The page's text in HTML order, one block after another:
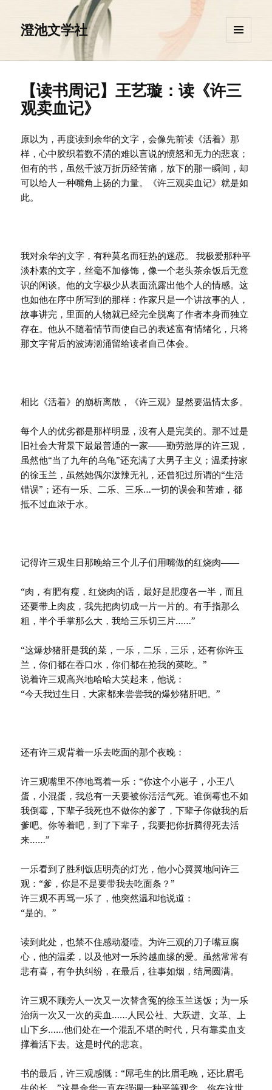
澄池文学社
挂件
【读书周记】王艺璇：读《许三
观卖血记》
原以为，再度读到余华的文字，会像先前读《活着》那
样，心中胶织着数不清的难以言说的愤怒和无力的悲哀；
但有的书，虽然千波万折历经苦痛，放下的那一瞬间，却
可以给人一种嘴角上扬的力量。《许三观卖血记》就是如
此。
我对余华的文字，有种莫名而狂热的迷恋。 我极爱那种平
淡朴素的文字，丝毫不加修饰，像一个老头茶余饭后无意
识的闲谈。他的文字极少从表面流露出他个人的情感。这
也如他在序中所写到的那样：作家只是一个讲故事的人，
故事讲完，里面的人物就已经完全脱离了作者本身而独立
存在。他从不随着情节而使自己的表述富有情绪化，只将
那文字背后的波涛汹涌留给读者自己体会。
相比《活着》的崩析离散，《许三观》显然要温情太多。
每个人的优劣都是那样明显，没有人是完美的。那不过是
旧社会大背景下最最普通的一家——勤劳憨厚的许三观，
虽然他“当了九年的乌龟”还充满了大男子主义；温柔持家
的徐玉兰，虽然她偶尔泼辣无礼，还曾犯过所谓的“生活
错误”；还有一乐、二乐、三乐…一切的误会和苦难，都
抵不过血浓于水。
记得许三观生日那晚给三个儿子们用嘴做的红烧肉——
“肉，有肥有瘦，红烧肉的话，最好是肥瘦各一半，而且
还要带上肉皮，我先把肉切成一片一片的。有手指那么
粗，半个手掌那么大，我给三乐切三片……”
“这爆炒猪肝是我的菜，一乐，二乐，三乐，还有你许玉
兰，你们都在吞口水，你们都在抢我的菜吃。”
说着许三观高兴地哈哈大笑起来，他说：
“今天我过生日，大家都来尝尝我的爆炒猪肝吧。”
还有许三观背着一乐去吃面的那个夜晚：
许三观嘴里不停地骂着一乐：“你这个小崽子，小王八
蛋，小混蛋，我总有一天要被你活活气死。谁倒霉也不如
我倒霉，下辈子我死也不做你的爹了，下辈子你做我的后
爹吧。你等着吧，到了下辈子，我要把你折腾得死去活
来……”
一乐看到了胜利饭店明亮的灯光，他小心翼翼地问许三
观：“爹，你是不是要带我去吃面条？”
许三观不再骂一乐了，他突然温和地说道：
“是的。”
读到此处，也禁不住感动凝噎。为许三观的刀子嘴豆腐
心，他的温柔，以及他对一乐跨越血缘的爱。虽然常常有
悲有喜，有争执纠纷，在最后，往事如烟，结局圆满。
许三观不顾旁人一次又一次替含冤的徐玉兰送饭；为一乐
治病一次又一次的卖血……人民公社、大跃进、文革、上
山下乡……他们处在一个混乱不堪的时代，只有靠卖血支
撑着活下去。这是时代的悲哀。
书的最后，许三观感慨：“屌毛生的比眉毛晚，还比眉毛